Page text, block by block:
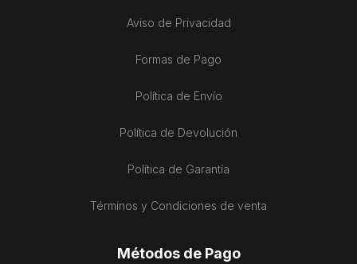
Aviso de Privacidad
Formas de Pago
Política de Envío
Política de Devolución
Política de Garantía
Términos y Condiciones de venta
Métodos de Pago